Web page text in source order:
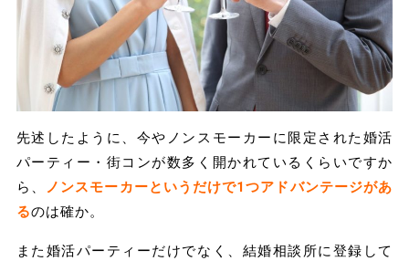
先述したように、今やノンスモーカーに限定された婚活
パーティー・街コンが数多く開かれているくらいですか
ら、
ノンスモーカーというだけで1つアドバンテージがあ
るのは確か。
また婚活パーティーだけでなく、結婚相談所に登録して